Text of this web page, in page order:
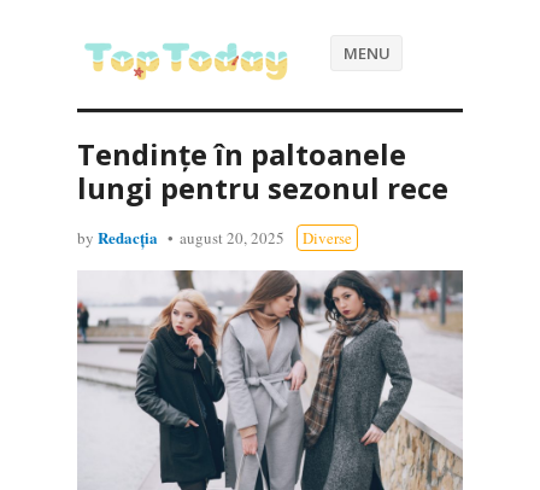
MENU
Tendințe în paltoanele
lungi pentru sezonul rece
by Redacția august 20, 2025 Diverse